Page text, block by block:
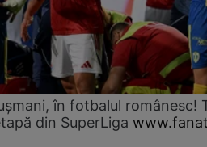
în fotbalul românesc!
din SuperLiga